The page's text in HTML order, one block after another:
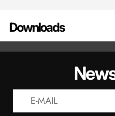
Sichtfeld FOV (Field of View)
Räumliche Auflösung IFOV
Downloads